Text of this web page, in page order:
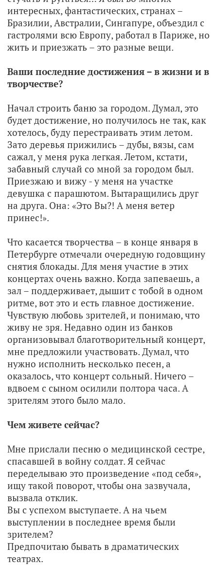
интересных, фантастических, странах –
Бразилии, Австралии, Сингапуре, объездил с
гастролями всю Европу, работал в Париже, но
жить и приезжать – это разные вещи.
Ваши последние достижения – в жизни и в
творчестве?
Начал строить баню за городом. Думал, это
будет достижение, но получилось не так, как
хотелось, буду перестраивать этим летом.
Зато деревья прижились – дубы, вязы, сам
сажал, у меня рука легкая. Летом, кстати,
забавный случай со мной за городом был.
Приезжаю и вижу - у меня на участке
девушка с парашютом. Вытаращились друг
на друга. Она: «Это Вы?! А меня ветер
принес!».
Что касается творчества – в конце января в
Петербурге отмечали очередную годовщину
снятия блокады. Для меня участие в этих
концертах очень важно. Когда запеваешь, а
зал – поддерживает, дышит с тобой в одном
ритме, вот это и есть главное достижение.
Чувствую любовь зрителей, и понимаю, что
живу не зря. Недавно один из банков
организовывал благотворительный концерт,
мне предложили участвовать. Думал, что
нужно исполнить несколько песен, а
оказалось, что концерт сольный. Ничего –
вдвоем с сыном осилили полтора часа. А
зрителям этого было мало.
Чем живете сейчас?
Мне прислали песню о медицинской сестре,
спасавшей в войну солдат. Я сейчас
переделываю это произведение «под себя»,
ищу такой поворот, чтобы она зазвучала,
вызвала отклик.
Вы с успехом выступаете. А на чьем
выступлении в последнее время были
зрителем?
Предпочитаю бывать в драматических
театрах.